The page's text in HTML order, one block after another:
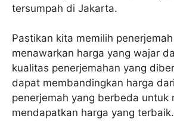
tersumpah di Jakarta.
Pastikan kita memilih
menawarkan harga yang wajar
kualitas penerjemahan yang
dapat membandingkan harga
penerjemah yang berbeda untuk
mendapatkan harga yang terbaik.